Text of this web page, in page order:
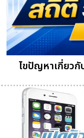
ไขปัญหาเกี่ยว